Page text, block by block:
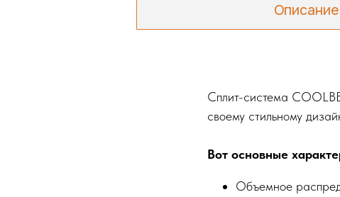
Описание
Сплит-система
своему стильному
Вот основные
Объемное